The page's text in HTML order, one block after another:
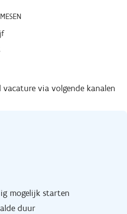
MESEN
vacature via volgende kanalen
mogelijk starten
duur